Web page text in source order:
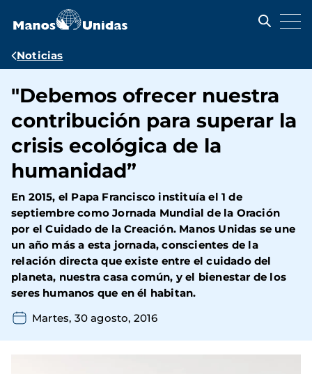
contenido
Ruta
navegación
Noticias
"Debemos ofrecer nuestra
contribución para superar la
crisis ecológica de la
humanidad”
En 2015, el Papa Francisco instituía el 1 de
septiembre como Jornada Mundial de la Oración
por el Cuidado de la Creación. Manos Unidas se une
un año más a esta jornada, conscientes de la
relación directa que existe entre el cuidado del
planeta, nuestra casa común, y el bienestar de los
seres humanos que en él habitan.
Martes, 30 agosto, 2016